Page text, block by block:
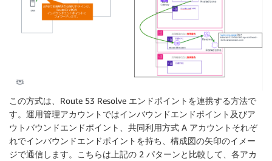
この方式は、Route 53 Resolve エンドポイントを連携する方法で
す。運用管理アカウントではインバウンドエンドポイント及びア
ウトバウンドエンドポイント、共同利用方式 A アカウントそれぞ
れでインバウンドエンドポイントを持ち、構成図の矢印のイメー
ジで通信します。こちらは上記の 2 パターンと比較して、各アカ